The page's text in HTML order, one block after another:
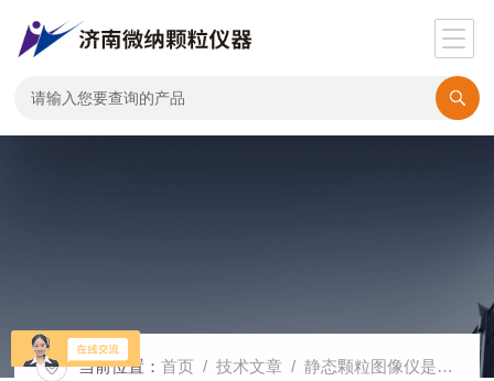
当前位置：首页 /技术文章 / 静态颗粒图像仪是您的搭档和得力助手